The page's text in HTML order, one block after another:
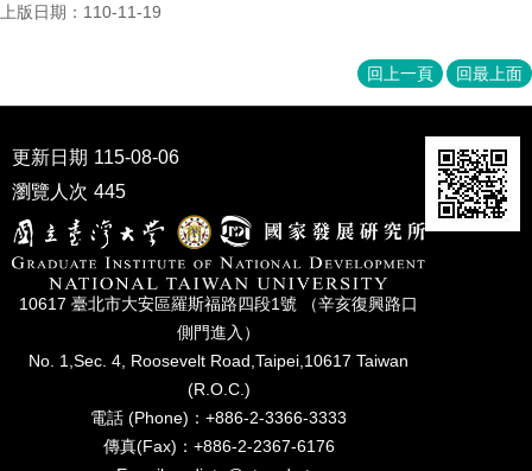
研
口
試
專
區
所
會
上版日期：110-11-19
回上一頁 回最上面
更新日期 115-08-06
瀏覽人次 445
10617 臺北市⼤安區羅斯福路四段1號 （辛亥復興路⼝
側⾨進入）
No. 1,Sec. 4, Roosevelt Road,Taipei,10617 Taiwan
(R.O.C.)
電話 (Phone)：+886-2-3366-3333
傳真(Fax)：+886-2-2367-6176